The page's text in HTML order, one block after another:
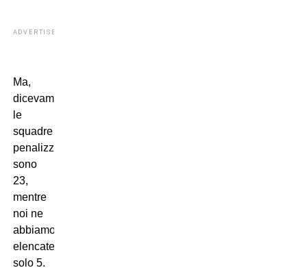
ADVERTISEMENT
Ma,
dicevamo,
le
squadre
penalizzate
sono
23,
mentre
noi ne
abbiamo
elencate
solo 5.